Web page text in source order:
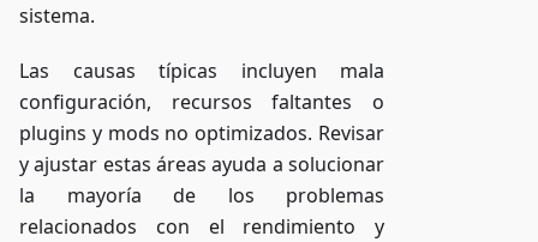
sistema.
Las causas típicas incluyen mala
configuración, recursos faltantes o
plugins y mods no optimizados. Revisar
y ajustar estas áreas ayuda a solucionar
la mayoría de los problemas
relacionados con el rendimiento y